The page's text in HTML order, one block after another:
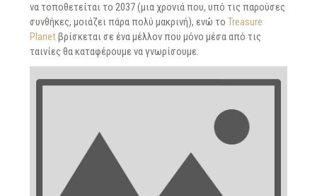
να τοποθετείται το 2037 (μια χρονιά που, υπό τις παρούσες
συνθήκες, μοιάζει πάρα πολύ μακρινή), ενώ το Treasure
Planetβρίσκεται σε ένα μέλλον που μόνο μέσα από τις
ταινίες θα καταφέρουμε να γνωρίσουμε.